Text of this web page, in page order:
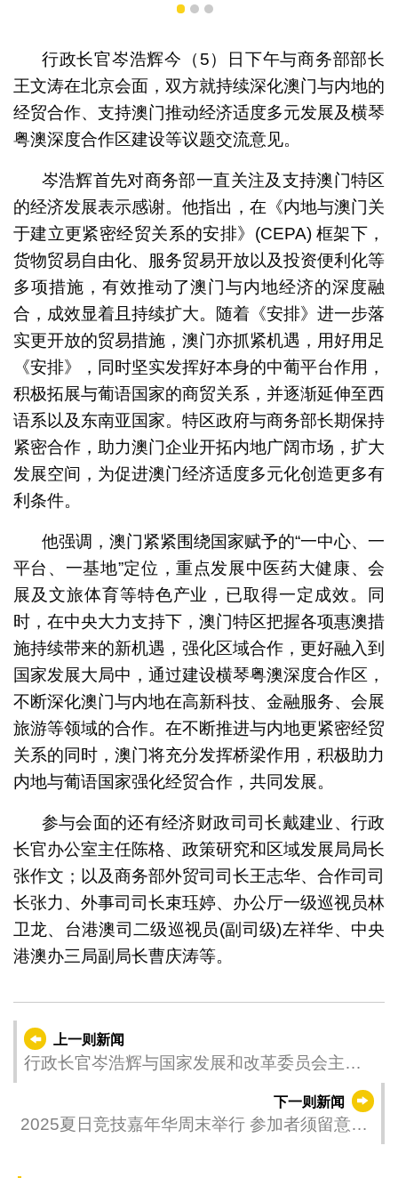
1 2 3
行政长官岑浩辉今（5）日下午与商务部部长
王文涛在北京会面，双方就持续深化澳门与内地的
经贸合作、支持澳门推动经济适度多元发展及横琴
粤澳深度合作区建设等议题交流意见。
岑浩辉首先对商务部一直关注及支持澳门特区
的经济发展表示感谢。他指出，在《内地与澳门关
于建立更紧密经贸关系的安排》(CEPA) 框架下，
货物贸易自由化、服务贸易开放以及投资便利化等
多项措施，有效推动了澳门与内地经济的深度融
合，成效显着且持续扩大。随着《安排》进一步落
实更开放的贸易措施，澳门亦抓紧机遇，用好用足
《安排》，同时坚实发挥好本身的中葡平台作用，
积极拓展与葡语国家的商贸关系，并逐渐延伸至西
语系以及东南亚国家。特区政府与商务部长期保持
紧密合作，助力澳门企业开拓内地广阔市场，扩大
发展空间，为促进澳门经济适度多元化创造更多有
利条件。
他强调，澳门紧紧围绕国家赋予的“一中心、一
平台、一基地”定位，重点发展中医药大健康、会
展及文旅体育等特色产业，已取得一定成效。同
时，在中央大力支持下，澳门特区把握各项惠澳措
施持续带来的新机遇，强化区域合作，更好融入到
国家发展大局中，通过建设横琴粤澳深度合作区，
不断深化澳门与内地在高新科技、金融服务、会展
旅游等领域的合作。在不断推进与内地更紧密经贸
关系的同时，澳门将充分发挥桥梁作用，积极助力
内地与葡语国家强化经贸合作，共同发展。
参与会面的还有经济财政司司长戴建业、行政
长官办公室主任陈格、政策研究和区域发展局局长
张作文；以及商务部外贸司司长王志华、合作司司
长张力、外事司司长束珏婷、办公厅一级巡视员林
卫龙、台港澳司二级巡视员(副司级)左祥华、中央
港澳办三局副局长曹庆涛等。
上一则新闻
行政长官岑浩辉与国家发展和改革委员会主任
下一则新闻
2025夏日竞技嘉年华周末举行 参加者须留意天